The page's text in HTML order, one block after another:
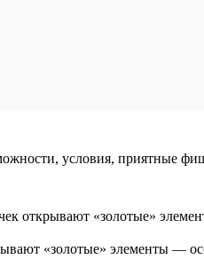
условия, приятные
«золотые» элементы —